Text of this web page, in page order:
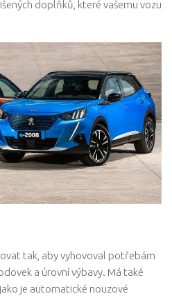
doplňků, které vašemu vozu
tak, aby vyhovoval potřebám
a úrovní výbavy. Má také
je automatické nouzové